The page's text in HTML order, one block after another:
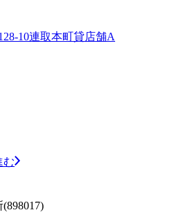
10連取本町貸店舗A
む